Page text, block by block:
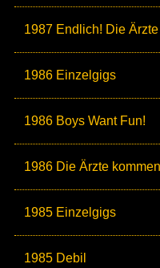
1987 Endlich! Die Ärzte
1986 Einzelgigs
1986 Boys Want Fun!
1986 Die Ärzte
1985 Einzelgigs
1985 Debil